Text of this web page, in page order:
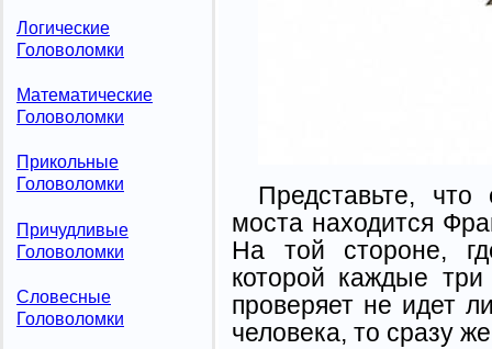
Логические
Головоломки
Математические
Головоломки
Прикольные
Головоломки
Причудливые
Головоломки
Словесные
Головоломки
Представьте,
моста находится
На той стороне,
которой каждые
проверяет не идет
человека, то сразу